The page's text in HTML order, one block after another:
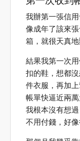
我辦第一張信
像成年了該來
箱，就很天真地
結果我第一次
扣的鞋，想都
件衣服，再加
帳單快逼近兩
我根本沒有想
不用付錢，好像